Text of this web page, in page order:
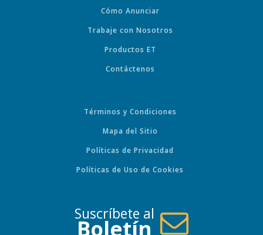
Cómo Anunciar
Trabaje con Nosotros
Productos ET
Contáctenos
Términos y Condiciones
Mapa del Sitio
Políticas de Privacidad
Políticas de Uso de Cookies
Suscríbete al
Boletín